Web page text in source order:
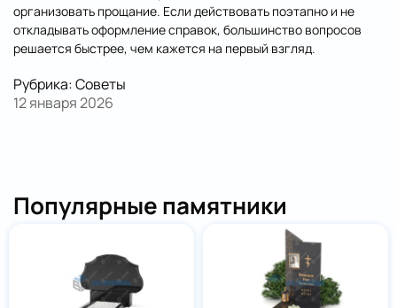
организовать прощание. Если действовать поэтапно и не
откладывать оформление справок, большинство вопросов
решается быстрее, чем кажется на первый взгляд.
Рубрика:Советы
12 января 2026
Популярные памятники